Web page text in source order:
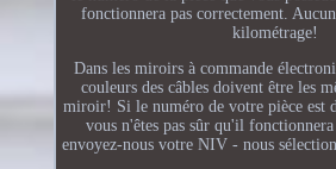
fonctionnera pas correctement.
kilométrage!
Dans les miroirs à commande
couleurs des câbles doivent être les
miroir! Si le numéro de votre pièce est
vous n'êtes pas sûr qu'il
envoyez-nous votre NIV - nous